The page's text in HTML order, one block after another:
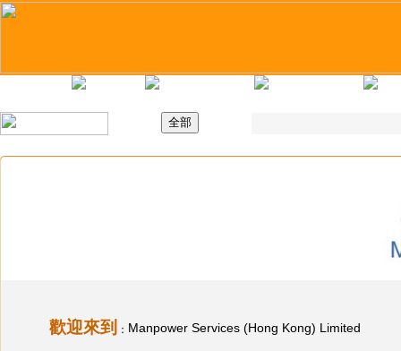
歡迎來到 ： Manpower Services (Hong Kong) Limited